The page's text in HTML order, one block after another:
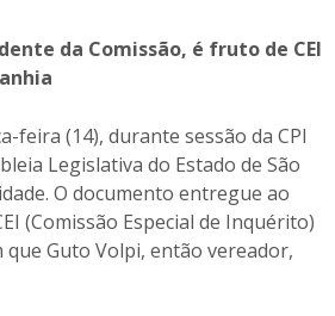
da Comissão, é fruto de CEI
feira (14), durante sessão da CPI
Legislativa do Estado de São
O documento entregue ao
(Comissão Especial de Inquérito)
Guto Volpi, então vereador,